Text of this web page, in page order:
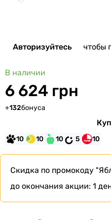
Авторизуйтесь чтобы
В наличии
6 624 грн
+132бонуса
10 10 10 5 10
Скидка по промокоду
до окончания акции: 1